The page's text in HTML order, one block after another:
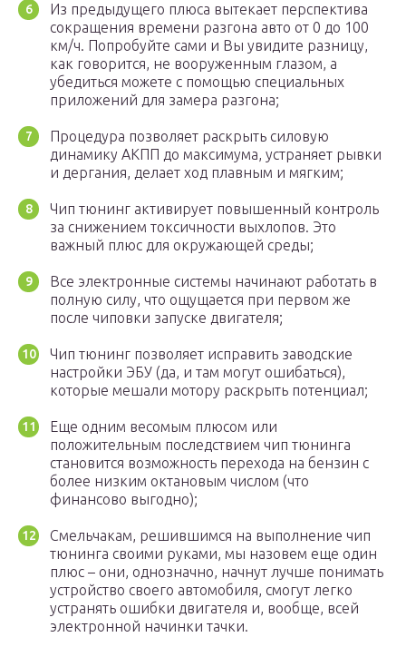
Из предыдущего плюса вытекает перспектива
сокращения времени разгона авто от 0 до 100
км/ч. Попробуйте сами и Вы увидите разницу,
как говорится, не вооруженным глазом, а
убедиться можете с помощью специальных
приложений для замера разгона;
Процедура позволяет раскрыть силовую
динамику АКПП до максимума, устраняет рывки
и дергания, делает ход плавным и мягким;
Чип тюнинг активирует повышенный контроль
за снижением токсичности выхлопов. Это
важный плюс для окружающей среды;
Все электронные системы начинают работать в
полную силу, что ощущается при первом же
после чиповки запуске двигателя;
Чип тюнинг позволяет исправить заводские
настройки ЭБУ (да, и там могут ошибаться),
которые мешали мотору раскрыть потенциал;
Еще одним весомым плюсом или
положительным последствием чип тюнинга
становится возможность перехода на бензин с
более низким октановым числом (что
финансово выгодно);
Смельчакам, решившимся на выполнение чип
тюнинга своими руками, мы назовем еще один
плюс – они, однозначно, начнут лучше понимать
устройство своего автомобиля, смогут легко
устранять ошибки двигателя и, вообще, всей
электронной начинки тачки.